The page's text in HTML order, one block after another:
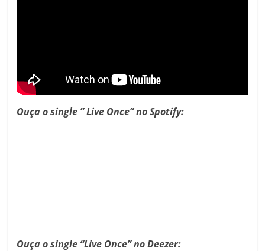
Ouça o single ” Live Once” no Spotify:
Ouça o single “Live Once” no Deezer: